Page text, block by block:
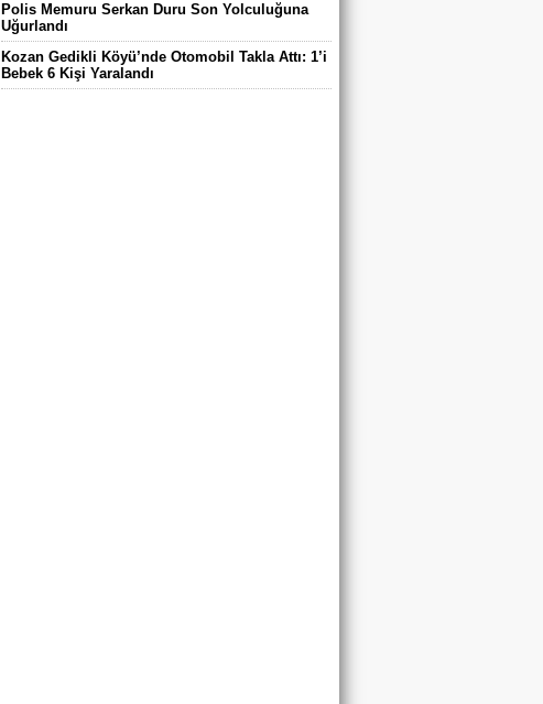
Polis Memuru Serkan Duru Son Yolculuğuna
Uğurlandı
Kozan Gedikli Köyü’nde Otomobil Takla Attı: 1’i
Bebek 6 Kişi Yaralandı